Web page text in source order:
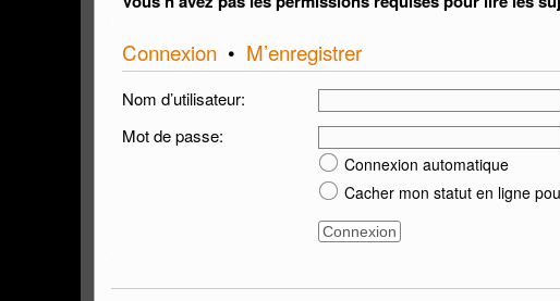
Connexion • M’enregistrer
Nom d’utilisateur:
Mot de passe:
Connexion automatique
Cacher mon statut en ligne